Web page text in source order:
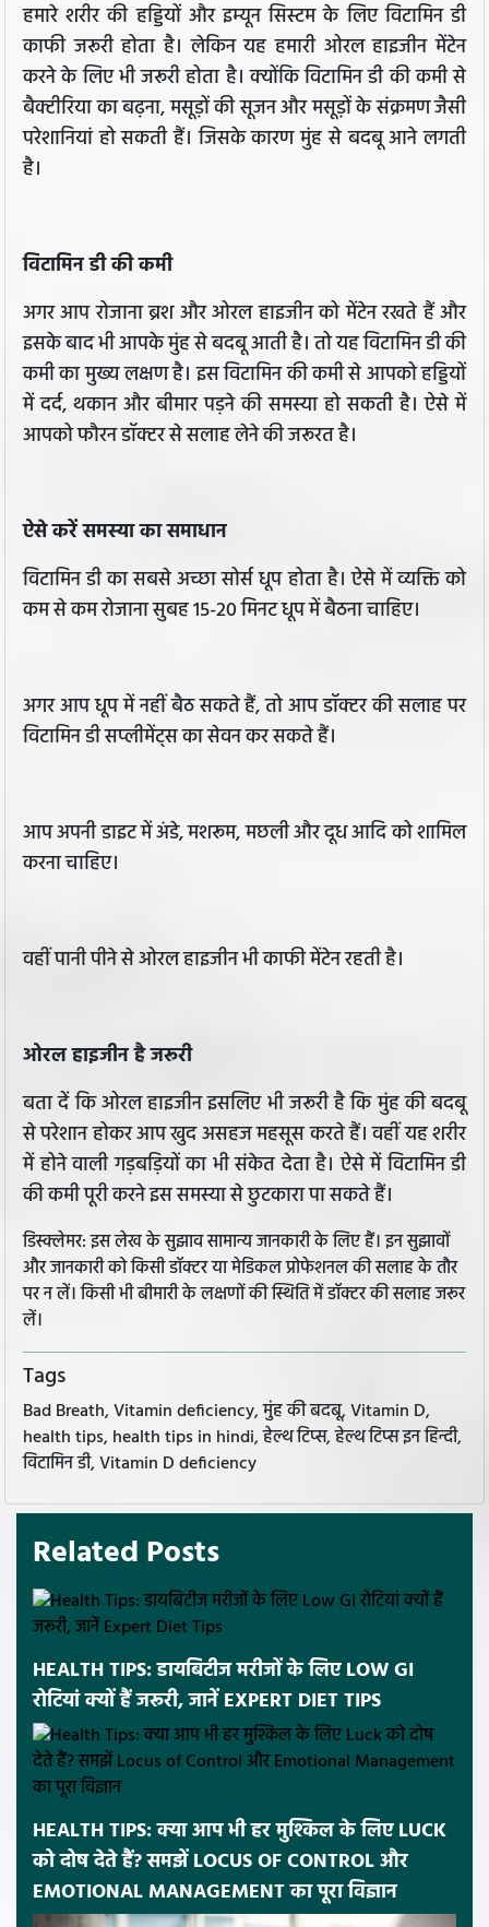
हमारे शरीर की हड्डियों और इम्यून सिस्टम के लिए विटामिन डी
काफी जरूरी होता है। लेकिन यह हमारी ओरल हाइजीन मेंटेन
करने के लिए भी जरूरी होता है। क्योंकि विटामिन डी की कमी से
बैक्टीरिया का बढ़ना, मसूड़ों की सूजन और मसूड़ों के संक्रमण जैसी
परेशानियां हो सकती हैं। जिसके कारण मुंह से बदबू आने लगती
है।
विटामिन डी की कमी
अगर आप रोजाना ब्रश और ओरल हाइजीन को मेंटेन रखते हैं और
इसके बाद भी आपके मुंह से बदबू आती है। तो यह विटामिन डी की
कमी का मुख्य लक्षण है। इस विटामिन की कमी से आपको हड्डियों
में दर्द, थकान और बीमार पड़ने की समस्या हो सकती है। ऐसे में
आपको फौरन डॉक्टर से सलाह लेने की जरूरत है।
ऐसे करें समस्या का समाधान
विटामिन डी का सबसे अच्छा सोर्स धूप होता है। ऐसे में व्यक्ति को
कम से कम रोजाना सुबह 15-20 मिनट धूप में बैठना चाहिए।
अगर आप धूप में नहीं बैठ सकते हैं, तो आप डॉक्टर की सलाह पर
विटामिन डी सप्लीमेंट्स का सेवन कर सकते हैं।
आप अपनी डाइट में अंडे, मशरूम, मछली और दूध आदि को शामिल
करना चाहिए।
वहीं पानी पीने से ओरल हाइजीन भी काफी मेंटेन रहती है।
ओरल हाइजीन है जरूरी
बता दें कि ओरल हाइजीन इसलिए भी जरूरी है कि मुंह की बदबू
से परेशान होकर आप खुद असहज महसूस करते हैं। वहीं यह शरीर
में होने वाली गड़बड़ियों का भी संकेत देता है। ऐसे में विटामिन डी
की कमी पूरी करने इस समस्या से छुटकारा पा सकते हैं।
डिस्क्लेमर: इस लेख के सुझाव सामान्य जानकारी के लिए हैं। इन सुझावों
और जानकारी को किसी डॉक्टर या मेडिकल प्रोफेशनल की सलाह के तौर
पर न लें। किसी भी बीमारी के लक्षणों की स्थिति में डॉक्टर की सलाह जरूर
लें।
Tags
Bad Breath, Vitamin deficiency, मुंह की बदबू, Vitamin D,
health tips, health tips in hindi, हेल्थ टिप्स, हेल्थ टिप्स इन हिन्दी,
विटामिन डी, Vitamin D deficiency
Related Posts
HEALTH TIPS: डायबिटीज मरीजों के लिए LOW GI
रोटियां क्यों हैं जरूरी, जानें EXPERT DIET TIPS
HEALTH TIPS: क्या आप भी हर मुश्किल के लिए LUCK
को दोष देते हैं? समझें LOCUS OF CONTROL और
EMOTIONAL MANAGEMENT का पूरा विज्ञान